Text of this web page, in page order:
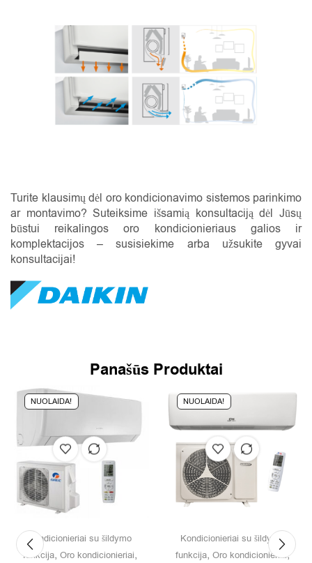
Turite klausimų dėl oro kondicionavimo sistemos parinkimo
ar montavimo? Suteiksime išsamią konsultaciją dėl Jūsų
būstui reikalingos oro kondicionieriaus galios ir
komplektacijos – susisiekime arba užsukite gyvai
konsultacijai!
Panašūs Produktai
NUOLAIDA!
Kondicionieriai su šildymo
funkcija, Oro kondicionieriai,
NUOLAIDA!
Kondicionieriai su šildymo
funkcija, Oro kondicionieriai,